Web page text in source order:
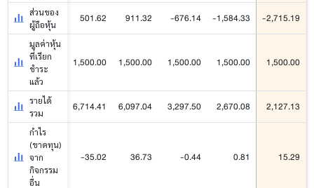
ส่วนของ
ผู้ถือหุ้น
501.62 911.32 -676.14 -1,584.33 -2,715.19
มูลค่าหุ้น
ที่เรียก
ชำระ
แล้ว
1,500.00 1,500.00 1,500.00 1,500.00 1,500.00
รายได้
รวม
6,714.41 6,097.04 3,297.50 2,670.08 2,127.13
กำไร
(ขาดทุน)
จาก
กิจกรรม
อื่น
-35.02 36.73 -0.44 0.81 15.29